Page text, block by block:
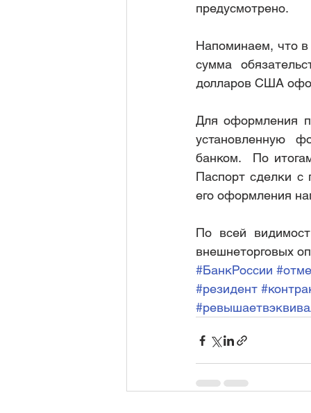
предусмотрено.
Напоминаем, что в
сумма
долларов США
Для оформления
установленную
банком.  По
Паспорт сделки с
его оформления
По всей
внешнеторговых
#БанкРоссии
#резидент